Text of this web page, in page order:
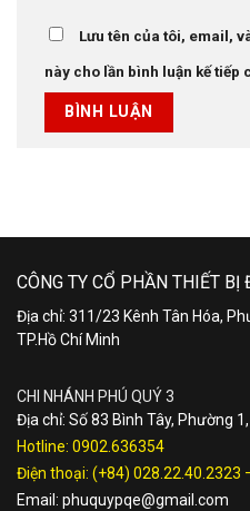
Lưu tên của tôi, email,
này cho lần bình luận kế tiếp
CÔNG TY CỔ PHẦN THIẾT BỊ
Địa chỉ: 311/23 Kênh Tân Hóa,
TP.Hồ Chí Minh
CHI NHÁNH PHÚ QUÝ 3
Địa chỉ: Số 83 Bình Tây, Phường
Hotline: 0902.636354
Điện thoại: (+84) 028.22.40.2323
Email: phuquypqe@gmail.com